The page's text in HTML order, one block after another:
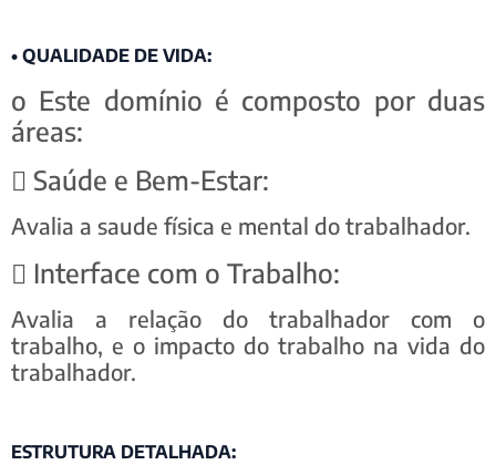
• QUALIDADE DE VIDA:
o Este domínio é composto por duas
áreas:
 Saúde e Bem-Estar:
Avalia a saude física e mental do trabalhador.
 Interface com o Trabalho:
Avalia a relação do trabalhador com o
trabalho, e o impacto do trabalho na vida do
trabalhador.
ESTRUTURA DETALHADA: